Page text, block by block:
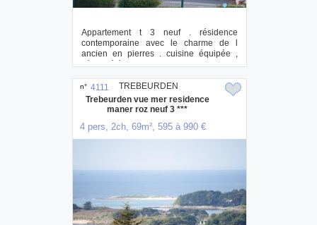
Appartement t 3 neuf . résidence
contemporaine avec le charme de l
ancien en pierres . cuisine équipée ,
séjour télévi...
n° 4111
Trebeurden vue mer residence
maner roz neuf 3 ***
4 pers, 2ch, 69m², 595 à 990 €
TREBEURDEN